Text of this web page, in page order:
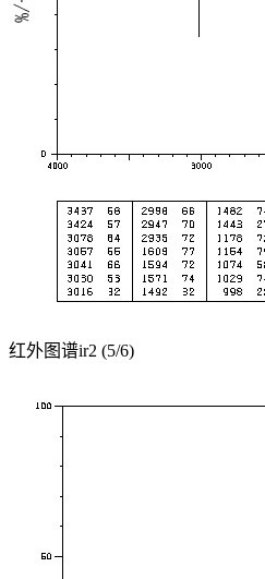
红外图谱ir2 (5/6)